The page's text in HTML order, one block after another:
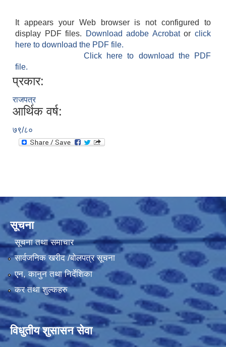
It appears your Web browser is not configured to
display PDF files.
Download adobe Acrobatorclick
here to download the PDF file.
Click here to download the PDF
file.
प्रकार:
राजपत्र
आर्थिक वर्ष:
७९/८०
सूचना
सूचना तथा समाचार
सार्वजनिक खरीद /बोलपत्र सूचना
एन, कानुन तथा निर्देशिका
कर तथा शुल्कहरु
विधुतीय शुसासन सेवा